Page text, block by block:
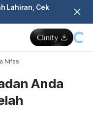
Lahiran, Cek
Nifas
Anda